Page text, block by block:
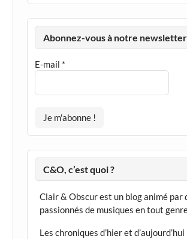
Abonnez-vous à notre newsletter
E-mail *
C&O, c’est quoi ?
Clair & Obscur est un blog animé par
passionnés de musiques en tout
Les chroniques d’hier et